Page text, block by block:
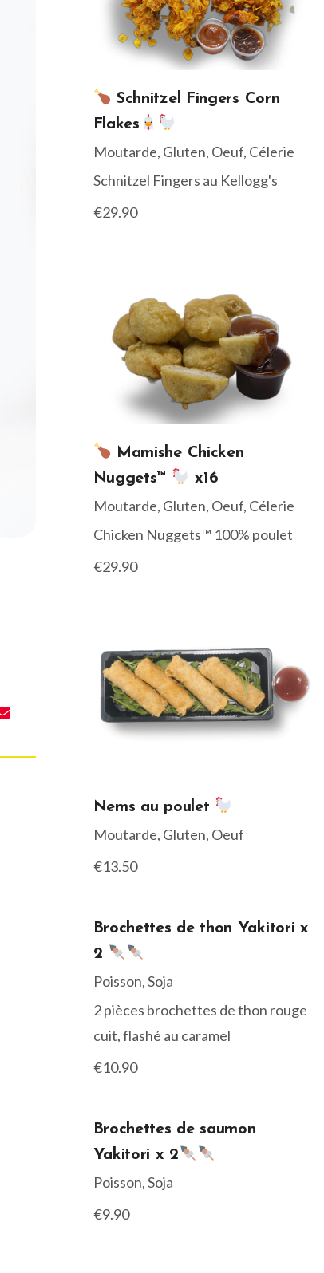
Schnitzel Fingers Corn
Flakes
Moutarde, Gluten, Oeuf, Célerie
Schnitzel Fingers au Kellogg's
€29.90
Mamishe Chicken
Nuggets™
x16
Moutarde, Gluten, Oeuf, Célerie
Chicken Nuggets™ 100% poulet
€29.90
Nems au poulet
Moutarde, Gluten, Oeuf
€13.50
Brochettes de thon Yakitori x
2
Poisson, Soja
2 pièces brochettes de thon rouge
cuit, flashé au caramel
€10.90
Brochettes de saumon
Yakitori x 2
Poisson, Soja
€9.90